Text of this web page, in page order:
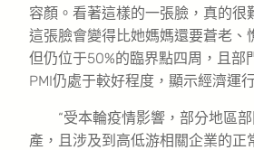
容顏。看著這樣的一張臉，真的很
這張臉會變得比她媽媽還要蒼老、
但仍位于50%的臨界點四周，且部
PMI仍處于較好程度，顯示經濟運
“受本輪疫情影響，部分地區
產，且涉及到高低游相關企業的正